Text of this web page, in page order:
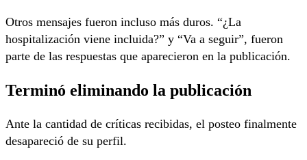
Otros mensajes fueron incluso más duros. “¿La
hospitalización viene incluida?” y “Va a seguir”, fueron
parte de las respuestas que aparecieron en la publicación.
Terminó eliminando la publicación
Ante la cantidad de críticas recibidas, el posteo finalmente
desapareció de su perfil.